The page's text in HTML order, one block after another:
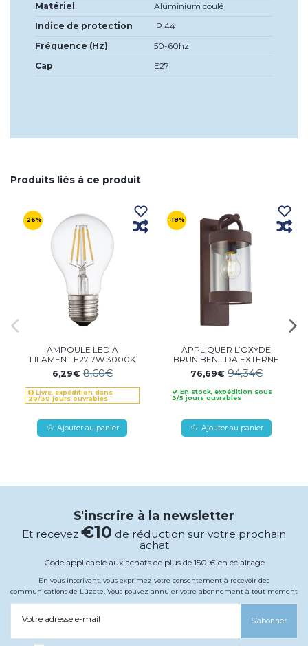
Matériel
Aluminium coulé
Indice de protection
IP 44
Fréquence (Hz)
50-60hz
Cap
E27
Produits liés à ce produit
-26%
AMPOULE LED À
FILAMENT E27 7W 3000K
6,29€8,60€
Livre, expédition dans
20/30 jours ouvrables
Ajouter au panier
-18%
APPLIQUER L’OXYDE
BRUN BENILDA EXTERNE
76,69€ 94,34€
En stock, expédition sous
3/5 jours ouvrables
Ajouter au panier
S'inscrire à la newsletter
Et recevez €10 de réduction sur votre prochain
achat
Code applicable aux achats de plus de 150 € en éclairage
En vous inscrivant, vous exprimez votre consentement à recevoir des
communications de Lúzete. Vous pouvez annuler votre abonnement à tout moment
Votre adresse e-mail S’abonner